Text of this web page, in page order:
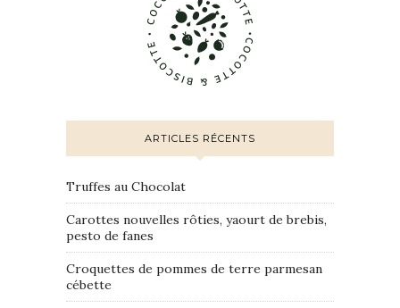
ARTICLES RÉCENTS
Truffes au Chocolat
Carottes nouvelles rôties, yaourt de brebis,
pesto de fanes
Croquettes de pommes de terre parmesan
cébette